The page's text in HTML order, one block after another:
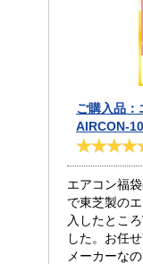
ご購入品：
AIRCON-
エアコン福
で東芝製の
入したとこ
した。お任
メーカーな